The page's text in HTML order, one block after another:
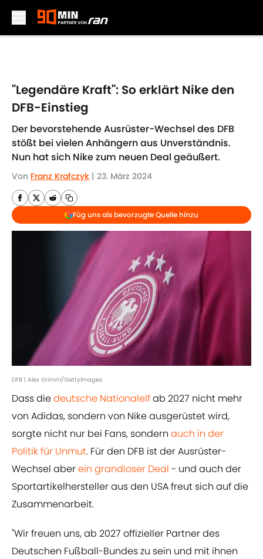
"Legendäre Kraft": So erklärt Nike den
DFB-Einstieg
Der bevorstehende Ausrüster-Wechsel des DFB
stößt bei vielen Anhängern aus Unverständnis.
Nun hat sich Nike zum neuen Deal geäußert.
Von Franz Krafczyk | 23. März 2024
Füg uns als bevorzugte Quelle hinzu
DFB | Alex Grimm/GettyImages
Dass diedeutsche Nationalelfab 2027 nicht mehr
von Adidas, sondern von Nike ausgerüstet wird,
sorgte nicht nur bei Fans, sondern auch in der
Politik für Unmut. Für den DFB ist der Ausrüster-
Wechsel aberein grandioser Deal - und auch der
Sportartikelhersteller aus den USA freut sich auf die
Zusammenarbeit.
"Wir freuen uns, ab 2027 offizieller Partner des
Deutschen Fußball-Bundes zu sein und mit ihnen